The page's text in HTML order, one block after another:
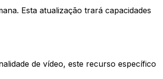
Esta atualização trará capacidades
de vídeo, este recurso específico